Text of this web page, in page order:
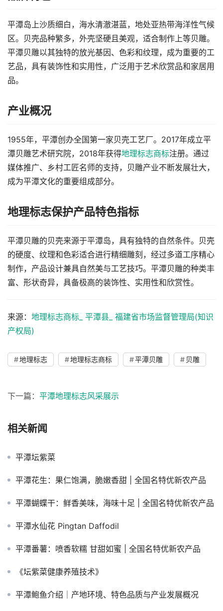
平潭岛上沙质细白，海水清澈湛蓝，地处亚热带海洋性气候
区。贝壳品种繁多，外壳坚硬且美观，适合制作上等贝雕。
平潭贝雕以其独特的放光基因、色彩和纹理，成为重要的工
艺品，具有装饰性和实用性，广泛用于艺术欣赏品和家居用
品。
产业概况
1955年，平潭创办全国第一家贝壳工艺厂。2017年成立平
潭贝雕艺术研究院，2018年获得地理标志商标注册。通过
媒体推广、乡村工匠名师的支持，贝雕产业不断发展壮大，
成为平潭文化的重要组成部分。
地理标志保护产品特色指标
平潭贝雕的贝壳来源于平潭岛，具有独特的自然条件。贝壳
的硬度、纹理和色彩适合进行精细雕刻，经过多道工序精心
制作，产品设计兼具自然美与工艺技巧。平潭贝雕的种类丰
富、形状奇异，具备极高的装饰性、实用性和欣赏性。
来源： 地理标志商标_ 平潭县_ 福建省市场监督管理局(知识
产权局)
地理标志 地理标志商标 平潭贝雕 贝雕
下一篇： 平潭地理标志风采展示
相关新闻
平潭坛紫菜
平潭花生：果仁饱满，脆嫩香甜 | 全国名特优新农产品
平潭蝴蝶干：鲜香美味，海味十足 | 全国名特优新农产品
平潭水仙花 Pingtan Daffodil
平潭番薯：喷香软糯 甘甜如蜜 | 全国名特优新农产品
《坛紫菜健康养殖技术》
平潭鲍鱼介绍｜产地环境、特色品质与产业发展概况